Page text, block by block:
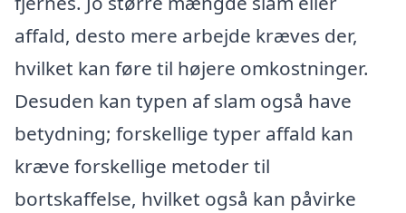
affald, desto mere arbejde kræves der,
hvilket kan føre til højere omkostninger.
Desuden kan typen af slam også have
betydning; forskellige typer affald kan
kræve forskellige metoder til
bortskaffelse, hvilket også kan påvirke